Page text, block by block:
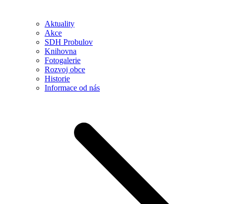
Aktuality
Akce
SDH Probulov
Knihovna
Fotogalerie
Rozvoj obce
Historie
Informace od nás